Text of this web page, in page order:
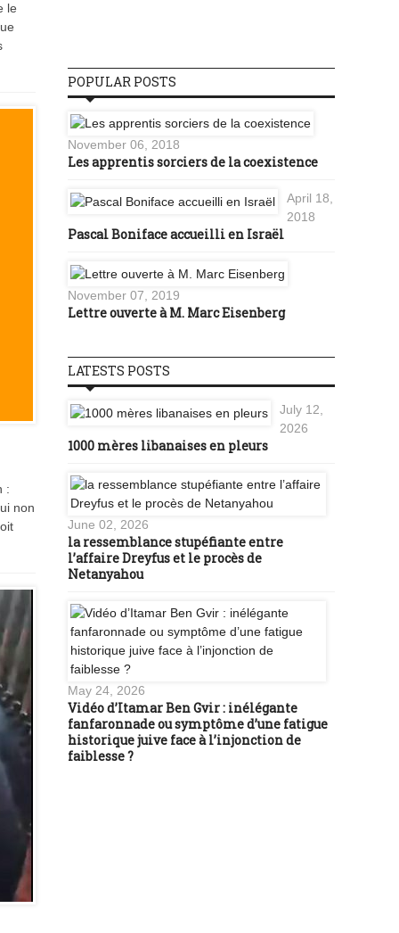
le
:
non
POPULAR POSTS
November 06, 2018
Les apprentis sorciers de la coexistence
April 18,
2018
Pascal Boniface accueilli en Israël
November 07, 2019
Lettre ouverte à M. Marc Eisenberg
LATESTS POSTS
July 12,
2026
1000 mères libanaises en pleurs
June 02, 2026
la ressemblance stupéfiante entre
l’affaire Dreyfus et le procès de
Netanyahou
May 24, 2026
Vidéo d’Itamar Ben Gvir : inélégante
fanfaronnade ou symptôme d’une fatigue
historique juive face à l’injonction de
faiblesse ?